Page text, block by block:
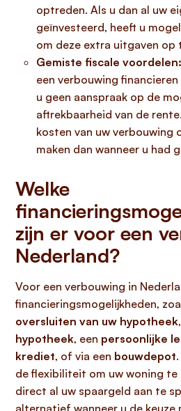
optreden. Als u dan al uw
geïnvesteerd, heeft u
om deze extra uitgaven op
Gemiste fiscale voordelen:
een verbouwing
u geen aanspraak op de
aftrekbaarheid van de
kosten van uw verbouwing
maken dan wanneer u had
Welke
zijn er voor een
Nederland?
Voor een verbouwing in
financieringsmogelijkheden,
oversluiten van uw hypotheek
hypotheek, een persoonlijke
krediet, of via een bouwdepot
de flexibiliteit om uw woning te
direct al uw spaargeld aan te
alternatief wanneer u de keuze